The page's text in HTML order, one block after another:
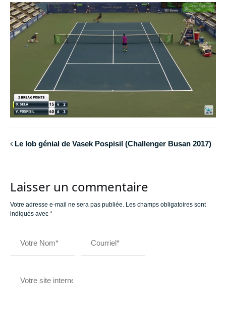
Le lob génial de Vasek Pospisil (Challenger Busan 2017)
Laisser un commentaire
Votre adresse e-mail ne sera pas publiée. Les champs obligatoires sont
indiqués avec *